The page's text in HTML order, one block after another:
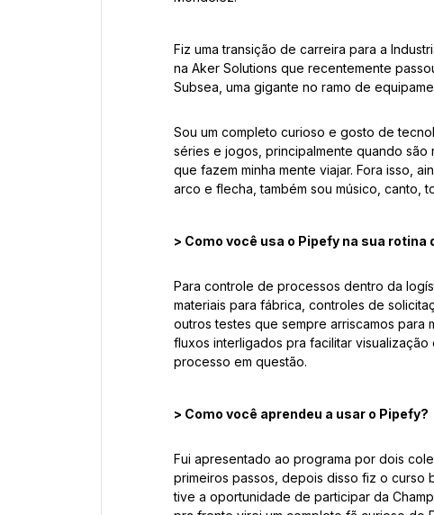
Fiz uma transição de carreira para a
na Aker Solutions que recentemente
Subsea, uma gigante no ramo de
Sou um completo curioso e gosto de
séries e jogos, principalmente quando são
que fazem minha mente viajar. Fora isso,
arco e flecha, também sou músico, canto,
> Como você usa o Pipefy na sua rotina
Para controle de processos dentro da
materiais para fábrica, controles de
outros testes que sempre arriscamos para
fluxos interligados pra facilitar
processo em questão.
> Como você aprendeu a usar o Pipefy?
Fui apresentado ao programa por dois
primeiros passos, depois disso fiz o curso
tive a oportunidade de participar da